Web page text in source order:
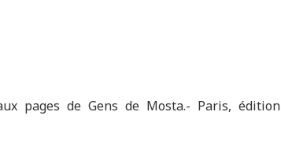
pages de Gens de Mosta.- Paris, édition